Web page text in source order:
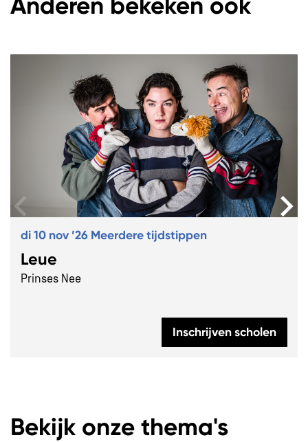
Anderen bekeken ook
Leue
Prinses Nee
di 10 nov ’26 Meerdere tijdstippen
Inschrijven scholen
Bekijk onze thema's